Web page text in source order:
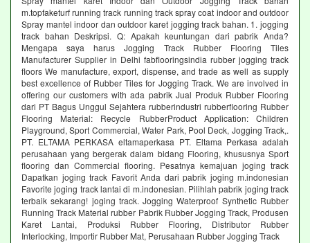
m.topfaketurf running track running track spray coat indoor and outdoor
Spray mantel indoor dan outdoor karet jogging track bahan. 1. jogging
track bahan Deskripsi. Q: Apakah keuntungan dari pabrik Anda?
Mengapa saya harus Jogging Track Rubber Flooring Tiles
Manufacturer Supplier in Delhi fabflooringsindia rubber jogging track
floors We manufacture, export, dispense, and trade as well as supply
best excellence of Rubber Tiles for Jogging Track. We are involved in
offering our customers with ada pabrik Jual Produk Rubber Flooring
dari PT Bagus Unggul Sejahtera rubberindustri rubberflooring Rubber
Flooring Material: Recycle RubberProduct Application: Children
Playground, Sport Commercial, Water Park, Pool Deck, Jogging Track,.
PT. ELTAMA PERKASA eltamaperkasa PT. Eltama Perkasa adalah
perusahaan yang bergerak dalam bidang Flooring, khususnya Sport
flooring dan Commercial flooring. Pesatnya kemajuan joging track
Dapatkan joging track Favorit Anda dari pabrik joging m.indonesian
Favorite joging track lantai di m.indonesian. Pilihlah pabrik joging track
terbaik sekarang! joging track. Jogging Waterproof Synthetic Rubber
Running Track Material rubber Pabrik Rubber Jogging Track, Produsen
Karet Lantai, Produksi Rubber Flooring, Distributor Rubber
Interlocking, Importir Rubber Mat, Perusahaan Rubber Jogging Track